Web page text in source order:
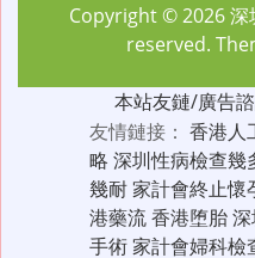
Copyright © 2026深
reserved.
本站友鏈/廣告
友情鏈接： 香港人
略 深圳性病檢查幾
幾耐家計會終止懷
港藥流香港堕胎
手術家計會婦科檢